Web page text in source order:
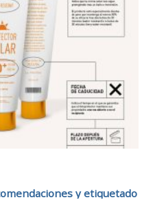
y etiquetado